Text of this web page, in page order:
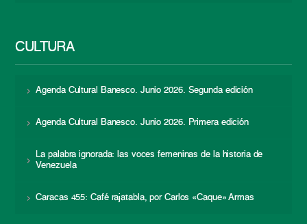
CULTURA
Agenda Cultural Banesco. Junio 2026. Segunda edición
Agenda Cultural Banesco. Junio 2026. Primera edición
La palabra ignorada: las voces femeninas de la historia de
Venezuela
Caracas 455: Café rajatabla, por Carlos «Caque» Armas